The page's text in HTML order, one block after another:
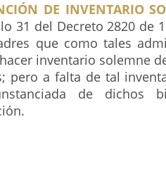
DE INVENTARIO
31 del Decreto 2820 de
que como tales
inventario solemne
pero a falta de tal
de dichos